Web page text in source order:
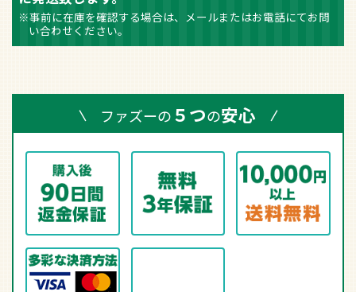
※事前に在庫を確認する場合は、メールまたはお電話にてお問
い合わせください。
ファズーの５つの安心